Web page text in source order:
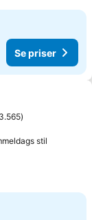
Se priser
3.565
stil